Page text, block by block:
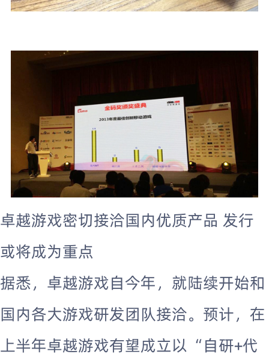
卓越游戏密切接洽国内优质产品 发行
或将成为重点
据悉，卓越游戏自今年，就陆续开始和
国内各大游戏研发团队接洽。预计，在
上半年卓越游戏有望成立以“自研+代